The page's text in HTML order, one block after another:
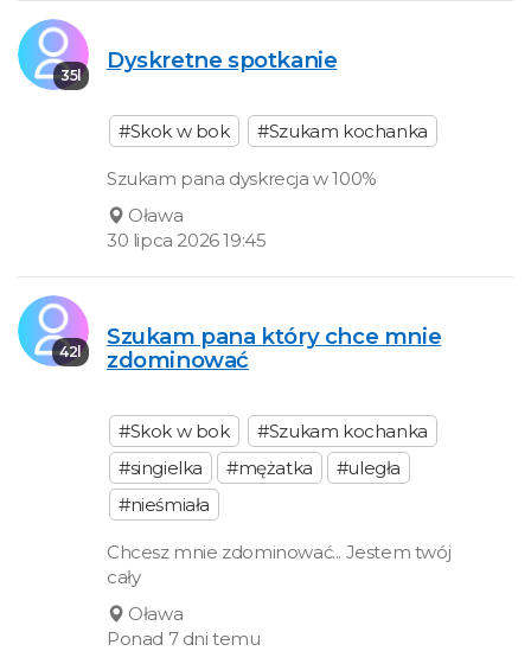
35l
Dyskretne spotkanie
#Skok w bok #Szukam kochanka
Szukam pana dyskrecja w 100%
Oława
30 lipca 2026 19:45
42l
Szukam pana który chce mnie
zdominować
#Skok w bok
#Szukam kochanka
#singielka
#mężatka
#uległa
#nieśmiała
Chcesz mnie zdominować... Jestem twój
cały
Oława
Ponad 7 dni temu